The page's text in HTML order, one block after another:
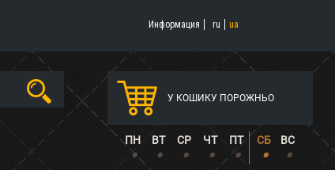
Информация ru ua
У КОШИКУ ПОРОЖНЬО
ПН ВТ СР ЧТ ПТ СБ ВС
• • • • • • •